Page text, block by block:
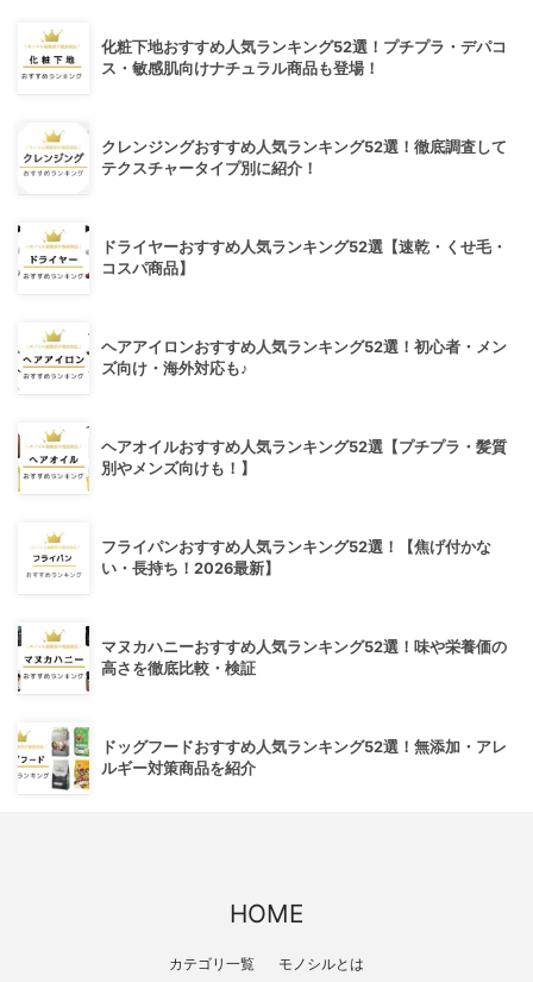
化粧下地おすすめ人気ランキング52選！プチプラ・デパコ
ス・敏感肌向けナチュラル商品も登場！
クレンジングおすすめ人気ランキング52選！徹底調査して
テクスチャータイプ別に紹介！
ドライヤーおすすめ人気ランキング52選【速乾・くせ毛・
コスパ商品】
ヘアアイロンおすすめ人気ランキング52選！初心者・メン
ズ向け・海外対応も♪
ヘアオイルおすすめ人気ランキング52選【プチプラ・髪質
別やメンズ向けも！】
フライパンおすすめ人気ランキング52選！【焦げ付かな
い・長持ち！2026最新】
マヌカハニーおすすめ人気ランキング52選！味や栄養価の
高さを徹底比較・検証
ドッグフードおすすめ人気ランキング52選！無添加・アレ
ルギー対策商品を紹介
HOME
カテゴリ一覧 モノシルとは